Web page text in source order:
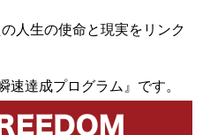
人生の使命と現実をリンク
速達成プログラム』です。